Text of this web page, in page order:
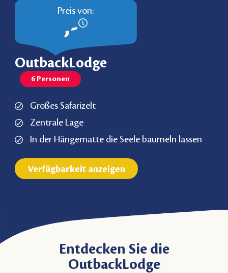
Preis von:
,-
OutbackLodge
6 Personen
Großes Safarizelt
Zentrale Lage
In der Hängematte die Seele baumeln lassen
Verfügbarkeit anzeigen
Entdecken Sie die
OutbackLodge